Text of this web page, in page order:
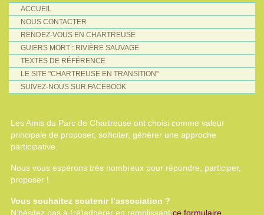
ACCUEIL
NOUS CONTACTER
RENDEZ-VOUS EN CHARTREUSE
GUIERS MORT : RIVIÈRE SAUVAGE
TEXTES DE RÉFÉRENCE
LE SITE "CHARTREUSE EN TRANSITION"
SUIVEZ-NOUS SUR FACEBOOK
Les Amis du Parc de Chartreuse ont choisi comme valeur
principale de proposer, solliciter, générer une approche
participative.
Nous vous espérons très nombreux pour répondre, participer,
proposer !
Vous souhaitez soutenir l’association ?
N’hésitez pas à (ré)adhérer en remplissant ce formulaire